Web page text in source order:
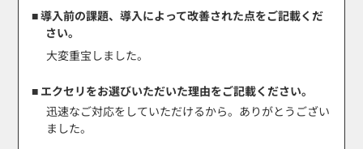
■ 導入前の課題、導入によって改善された点をご記載くだ
さい。
大変重宝しました。
■ エクセリをお選びいただいた理由をご記載ください。
迅速なご対応をしていただけるから。ありがとうござい
ました。